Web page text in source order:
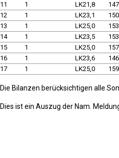
11
1 LK21,8
12
1 LK23,1
13
1 LK25,0
14
1 LK23,5
15
1 LK25,0
16
1 LK23,6
17
1 LK25,0
Die Bilanzen berücksichtigen alle
Dies ist ein Auszug der Nam.